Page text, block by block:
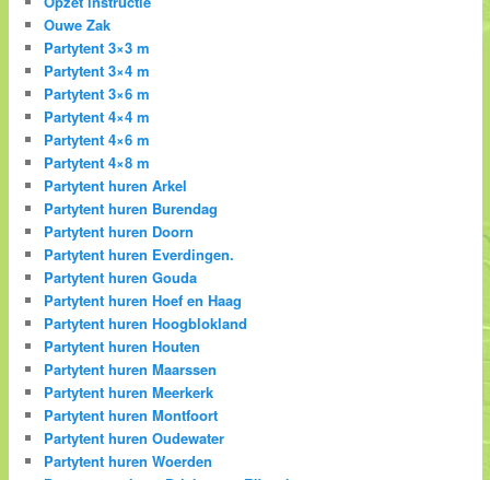
Ouwe Zak
Partytent 3×3 m
Partytent 3×4 m
Partytent 3×6 m
Partytent 4×4 m
Partytent 4×6 m
Partytent 4×8 m
Partytent huren Arkel
Partytent huren Burendag
Partytent huren Doorn
Partytent huren Everdingen.
Partytent huren Gouda
Partytent huren Hoef en Haag
Partytent huren Hoogblokland
Partytent huren Houten
Partytent huren Maarssen
Partytent huren Meerkerk
Partytent huren Montfoort
Partytent huren Oudewater
Partytent huren Woerden